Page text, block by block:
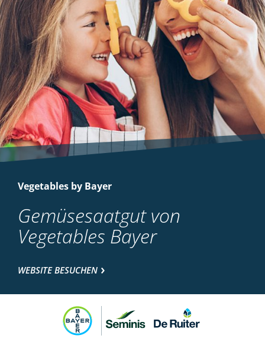
Vegetables by Bayer
Gemüsesaatgut von
Vegetables Bayer
WEBSITE BESUCHEN